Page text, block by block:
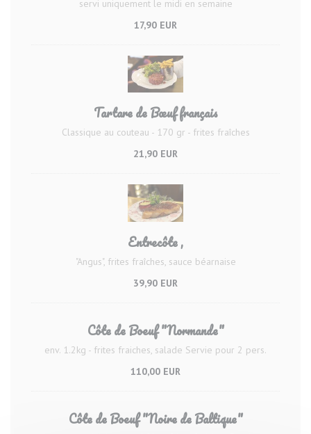
servi uniquement le midi en semaine
17,90 EUR
Tartare de Bœuf français
Classique au couteau - 170 gr - frites fraîches
21,90 EUR
Entrecôte ,
"Angus", frites fraîches, sauce béarnaise
39,90 EUR
Côte de Boeuf "Normande"
env. 1.2kg - frites fraiches, salade Servie pour 2 pers.
110,00 EUR
Côte de Boeuf "Noire de Baltique"